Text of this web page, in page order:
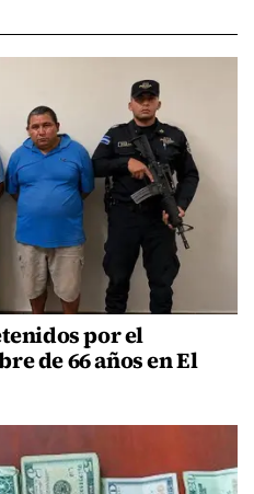
por el
de 66 años en El